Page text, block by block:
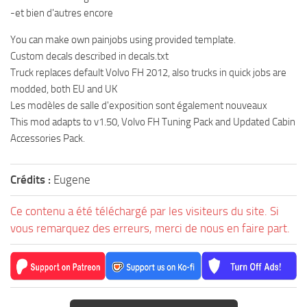
-et bien d'autres encore
You can make own painjobs using provided template.
Custom decals described in decals.txt
Truck replaces default Volvo FH 2012, also trucks in quick jobs are
modded, both EU and UK
Les modèles de salle d'exposition sont également nouveaux
This mod adapts to v1.50, Volvo FH Tuning Pack and Updated Cabin
Accessories Pack.
Crédits : Eugene
Ce contenu a été téléchargé par les visiteurs du site. Si
vous remarquez des erreurs, merci de nous en faire part.